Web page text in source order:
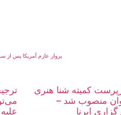
پرواز عازم آمریکا پس از
کمیته شنا هنری
منصوب شد –
ایرنا